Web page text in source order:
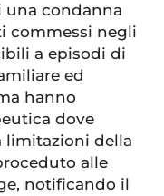
una condanna
commessi negli
a episodi di
ed
hanno
dove
limitazioni della
alle
notificando il